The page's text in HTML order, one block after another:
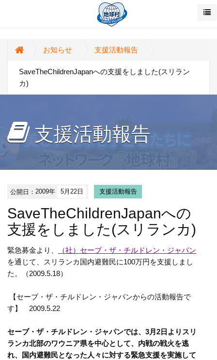
お知らせ 支援活動報告
SaveTheChildrenJapanへの支援をしました(スリラン
カ)
支援活動報告
公開日：2009年 5月22日 支援活動報告
SaveTheChildrenJapanへの
支援をしました(スリランカ)
緊急募金より、
（社）セーブ・ザ・チルドレン・ジャパン
を通じて、スリランカ国内避難民に100万円を支援しまし
た。（2009.5.18）
【セーブ・ザ・チルドレン・ジャパンからの活動報告で
す】 2009.5.22
セーブ・ザ・チルドレン・ジャパンでは、3月2日よりスリ
ランカ北部のワウニア県を中心として、内戦の戦火を逃
れ、国内避難民となった人々に対する緊急支援を実施して